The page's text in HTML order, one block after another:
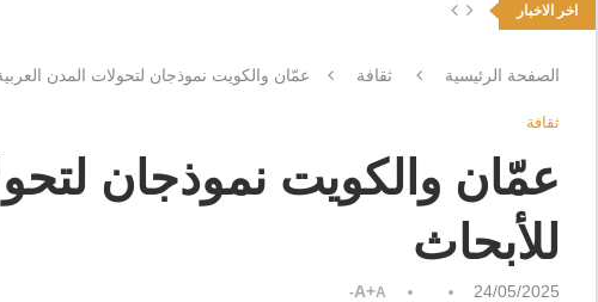
اخر الاخبار
الصفحة الرئيسية ثقافة عمّان والكويت نموذجان لتحولات المدن
ثقافة
عمّان والكويت نموذجان
للأبحاث
24/05/2025
A+A-